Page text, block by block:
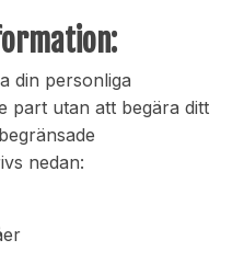
din personliga
part utan att begära ditt
nedan: